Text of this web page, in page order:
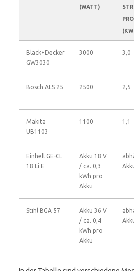
(WATT)
Black+Decker
GW3030
3000 3,0
Bosch ALS 25 2500 2,5
Makita
UB1103
1100 1,1
Einhell GE-CL
18 Li E
Akku 18 V
/ ca. 0,3
kWh pro
Akku
Stihl BGA 57
Akku 36 V
/ ca. 0,4
kWh pro
Akku